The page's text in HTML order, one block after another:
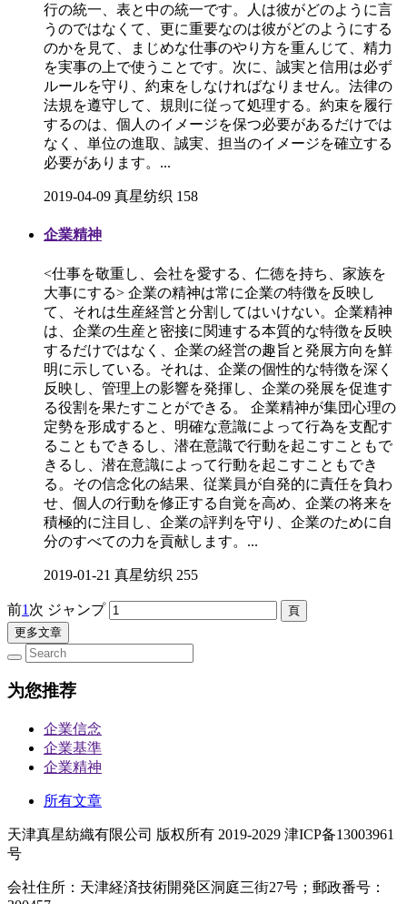
行の統一、表と中の統一です。人は彼がどのように言
うのではなくて、更に重要なのは彼がどのようにする
のかを見て、まじめな仕事のやり方を重んじて、精力
を実事の上で使うことです。次に、誠実と信用は必ず
ルールを守り、約束をしなければなりません。法律の
法規を遵守して、規則に従って処理する。約束を履行
するのは、個人のイメージを保つ必要があるだけでは
なく、単位の進取、誠実、担当のイメージを確立する
必要があります。...
2019-04-09 真星纺织 158
企業精神
<仕事を敬重し、会社を愛する、仁徳を持ち、家族を
大事にする> 企業の精神は常に企業の特徴を反映し
て、それは生産経営と分割してはいけない。企業精神
は、企業の生産と密接に関連する本質的な特徴を反映
するだけではなく、企業の経営の趣旨と発展方向を鮮
明に示している。それは、企業の個性的な特徴を深く
反映し、管理上の影響を発揮し、企業の発展を促進す
る役割を果たすことができる。 企業精神が集団心理の
定勢を形成すると、明確な意識によって行為を支配す
ることもできるし、潜在意識で行動を起こすこともで
きるし、潜在意識によって行動を起こすこともでき
る。その信念化の結果、従業員が自発的に責任を負わ
せ、個人の行動を修正する自覚を高め、企業の将来を
積極的に注目し、企業の評判を守り、企業のために自
分のすべての力を貢献します。...
2019-01-21 真星纺织 255
前1 次 ジャンプ
更多文章
为您推荐
企業信念
企業基準
企業精神
所有文章
天津真星紡織有限公司 版权所有 2019-2029 津ICP备13003961
号
会社住所：天津経済技術開発区洞庭三街27号；郵政番号：